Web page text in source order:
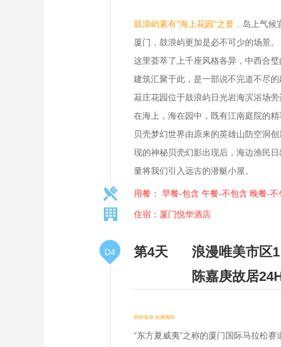
鼓浪屿素有“海上花园”之誉， 岛上气候
厦门，鼓浪屿更加是必不可少的场景。
这里荟萃了上千座风格各异，中西合
建筑汇聚于此，是一部说不完道不尽的
菽庄花园位于鼓浪屿日光岩海滨浴场
在海上，海在园中，既有江南庭院的
贝壳梦幻世界由原来的英雄山防空洞
现的神秘贝壳幻影出现后，海边渔民
量将我们引入远古的潜艇小屋。
用餐： 早餐-包含 午餐-不包含 晚餐-不
住宿：厦门悦华酒店
D4 第4天
浪漫唯美市
陈嘉庚故居
聆听海浪-轻拂海风
“东方夏威夷”之称的厦门国际马拉松